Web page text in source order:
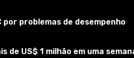
problemas de desempenho
US$ 1 milhão em uma